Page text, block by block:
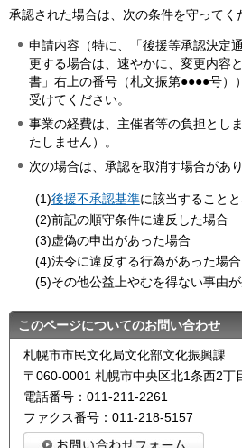
承認された場合は、次の条件を守ってく
申請内容（特に、「後援等承認決定
更する場合は、速やかに、変更内容
書」右上の番号（札文振第●●●●号）
受けてください。
事業の経費は、主催者等の負担とし
たしません）。
次の場合は、承認を取消す場合があり
(1)後援不承認基準に該当すること
(2)前記の順守条件に違反した場合
(3)虚偽の申出があった場合
(4)法令に違反する行為があった場合
(5)その他公益上やむを得ない事由
このページについてのお問い合わせ
札幌市市民文化局文化部文化振興課
〒060-0001 札幌市中央区北1条西2丁
電話番号：011-211-2261
ファクス番号：011-218-5157